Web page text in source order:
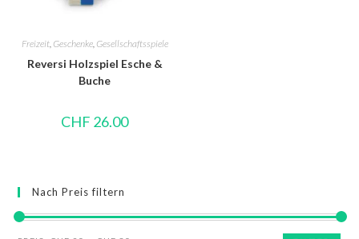
Freizeit, Geschenke, Gesellschaftsspiele
Reversi Holzspiel Esche &
Buche
CHF 26.00
Nach Preis filtern